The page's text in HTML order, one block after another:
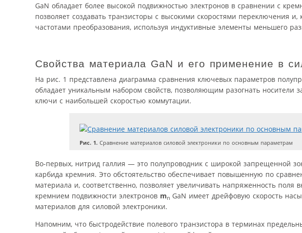
GaN обладает более высокой подвижностью электронов в сравнении с
позволяет создавать транзисторы с высокими скоростями переключения
частотами преобразования, используя индуктивные элементы меньшего
Свойства материала GaN и его применение в
На рис. 1 представлена диаграмма сравнения ключевых параметров
обладает уникальным набором свойств, позволяющим разогнать носители
ключи с наибольшей скоростью коммутации.
Рис. 1. Сравнение материалов силовой электроники по основным параметрам
Во-первых, нитрид галлия — это полупроводник с широкой запрещенной
карбида кремния. Это обстоятельство обеспечивает повышенную по
материала и, соответственно, позволяет увеличивать напряженность
кремнием подвижности электронов mn GaN имеет дрейфовую скорость
материалов для силовой электроники.
Напомним, что быстродействие полевого транзистора в терминах